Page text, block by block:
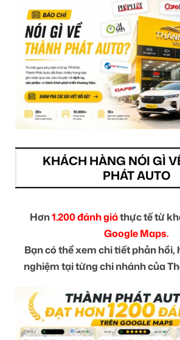
KHÁCH HÀNG NÓI GÌ
PHÁT AUTO
Hơn1.200 đánh giáthực tế từ
Google Maps.
Bạn có thể xem chi tiết phản hồi,
nghiệm tại từng chi nhánh của